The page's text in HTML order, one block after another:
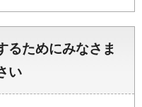
るためにみなさま
い